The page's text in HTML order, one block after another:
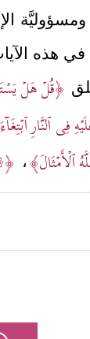
في هذه
﴿قُلۡ هَلۡ
ٱلنَّارِ
ٱلۡأَمۡثَالَ﴾،
.
والفلاح: